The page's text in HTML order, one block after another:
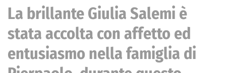
La brillante Giulia Salemi è
stata accolta con affetto ed
entusiasmo nella famiglia di